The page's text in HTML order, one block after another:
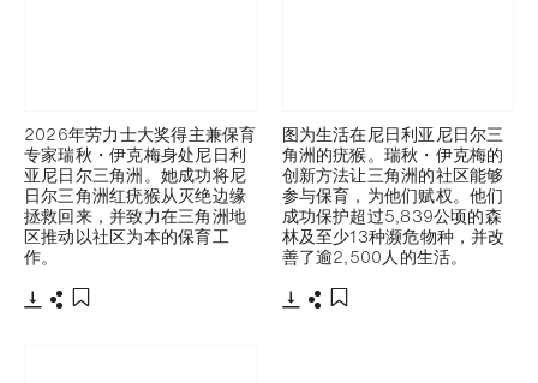
2026年劳力士大奖得主兼保育
专家瑞秋・伊克梅身处尼日利
亚尼日尔三角洲。她成功将尼
日尔三角洲红疣猴从灭绝边缘
拯救回来，并致力在三角洲地
区推动以社区为本的保育工
作。
图为生活在尼日利亚尼日尔三
角洲的疣猴。瑞秋・伊克梅的
创新方法让三角洲的社区能够
参与保育，为他们赋权。他们
成功保护超过5,839公顷的森
林及至少13种濒危物种，并改
善了逾2,500人的生活。